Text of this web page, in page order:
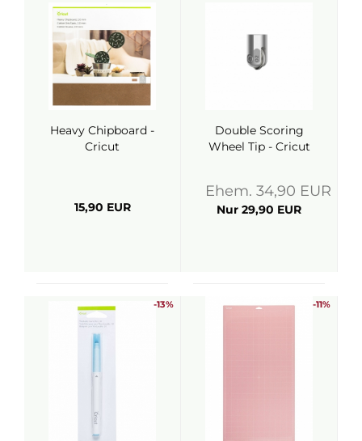
Heavy Chipboard -
Cricut
15,90 EUR
Double Scoring
Wheel Tip - Cricut
Ehem. 34,90 EUR
Nur 29,90 EUR
-13% -11%